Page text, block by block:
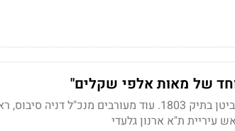
של מאות אלפי שקלים"
המשטרה מעדכנת על תשתית ראייתית נגד ביטן בתיק 1803. עוד מעורבים מנכ"ל דניה
עיריית ת"א ארנון גלעדי